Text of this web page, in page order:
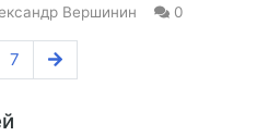
Вершинин 0
7